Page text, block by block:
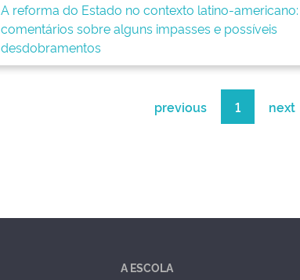
A reforma do Estado no contexto latino-americano:
comentários sobre alguns impasses e possíveis
desdobramentos
previous 1 next
A ESCOLA